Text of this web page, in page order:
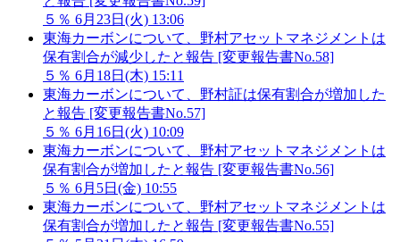
５％ 6月23日(火) 13:06
東海カーボンについて、野村アセットマネジメントは
保有割合が減少したと報告 [変更報告書No.58]
５％ 6月18日(木) 15:11
東海カーボンについて、野村証は保有割合が増加した
と報告 [変更報告書No.57]
５％ 6月16日(火) 10:09
東海カーボンについて、野村アセットマネジメントは
保有割合が増加したと報告 [変更報告書No.56]
５％ 6月5日(金) 10:55
東海カーボンについて、野村アセットマネジメントは
保有割合が増加したと報告 [変更報告書No.55]